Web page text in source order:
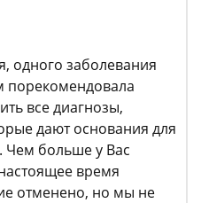
одного заболевания
порекомендовала
все диагнозы,
дают основания для
Чем больше у Вас
время
отменено, но мы не